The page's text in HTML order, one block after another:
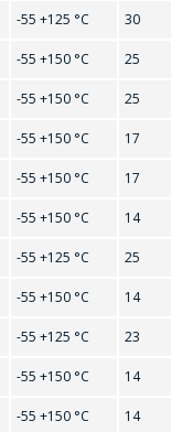
-55 +125 °С 30
-55 +150 °С 25
-55 +150 °С 25
-55 +150 °С 17
-55 +150 °С 17
-55 +150 °С 14
-55 +125 °С 25
-55 +150 °С 14
-55 +125 °С 23
-55 +150 °С 14
-55 +150 °С 14